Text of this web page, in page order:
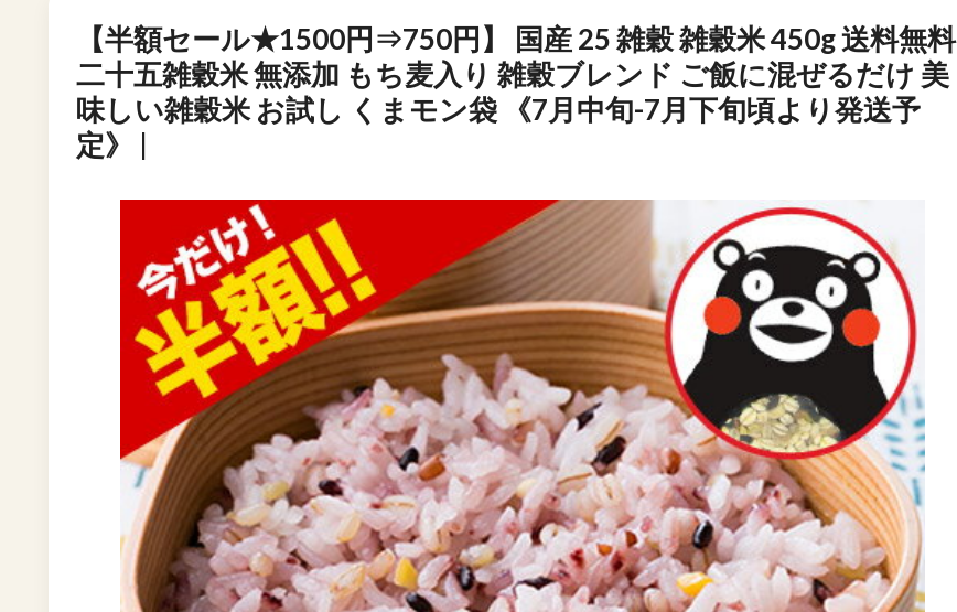
【半額セール★1500円⇒750円】 国産 25 雑穀 雑穀米 450g 送料無料
二十五雑穀米 無添加 もち麦入り 雑穀ブレンド ご飯に混ぜるだけ 美
味しい雑穀米 お試し くまモン袋 《7月中旬-7月下旬頃より発送予
定》 |